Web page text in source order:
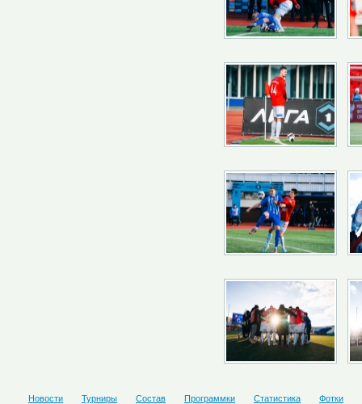
Новости Турниры Состав Программки Статистика Фотки